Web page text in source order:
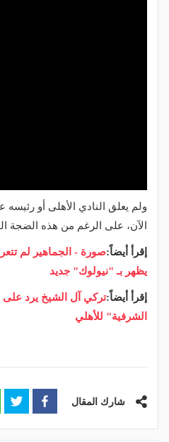
ولم يعلق النادي الأهلى أو
الآن، على الرغم من هذه الضجة
إقرأ أيضاً:صورة - الجماهير لم
يظهر بـ "نيولوك" جديد
إقرأ أيضاً:تركي آل الشيخ يرد على
الشرفية" للأهلي
شارك المقال